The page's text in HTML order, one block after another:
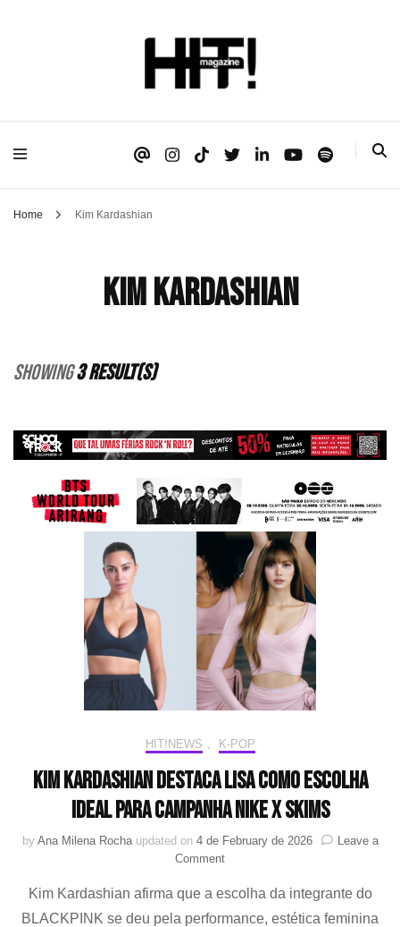
HIT!Magazine
Home Kim Kardashian
Kim Kardashian
Showing3 Result(s)
HIT!NEWS K-POP
Kim Kardashian destaca LISA como escolha
ideal para campanha Nike x SKIMS
by Ana Milena Rocha updated on 4 de February de 2026
Leave a
Commenton
Kardashian
Kim Kardashian afirma que a escolha da integrante do
BLACKPINK se deu pela performance, estética feminina